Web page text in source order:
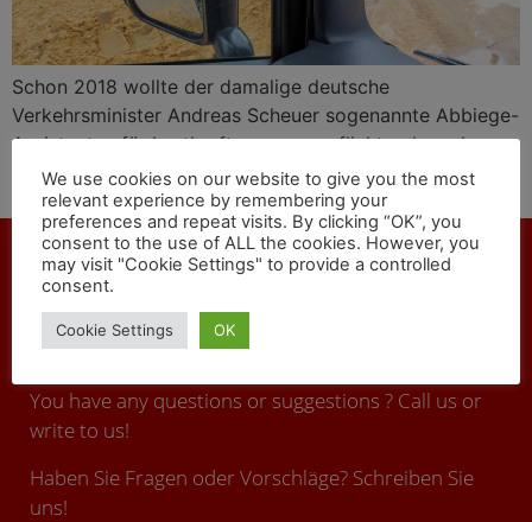
Schon 2018 wollte der damalige deutsche
Verkehrsminister Andreas Scheuer sogenannte Abbiege-
Assistenten für Lastkraftwagen verpflichtend machen.
Technische Lösungen gegen tödliche Unfälle bietet das
Unternehmen Brigade Electronics BV an.
CONTACT
You have any questions or suggestions ? Call us or
write to us!
Haben Sie Fragen oder Vorschläge? Schreiben Sie
uns!
We use cookies on our website to give you the most
relevant experience by remembering your
preferences and repeat visits. By clicking “OK”, you
consent to the use of ALL the cookies. However, you
may visit "Cookie Settings" to provide a controlled
consent.
Cookie Settings OK